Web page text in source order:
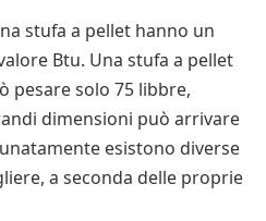
un fornello sono soggetti a
causare ustioni.
pulito il piano cottura
aggressivi.
può richiedere l’uso di
il piano si può usare uno
combustibile utilizzato. È
di alimentazione
l’energia elettrica
nel fuoco. Ciò
molto più
stufa a pellet hanno un
Btu. Una stufa a pellet
pesare solo 75 libbre,
dimensioni può arrivare
esistono diverse
a seconda delle proprie